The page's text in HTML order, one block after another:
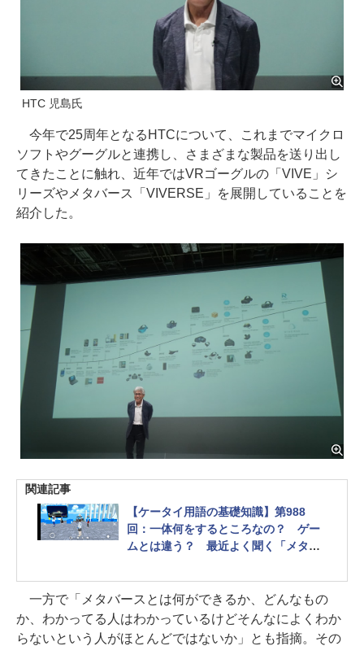
HTC 児島氏
今年で25周年となるHTCについて、これまでマイクロ
ソフトやグーグルと連携し、さまざまな製品を送り出し
てきたことに触れ、近年ではVRゴーグルの「VIVE」シ
リーズやメタバース「VIVERSE」を展開していることを
紹介した。
関連記事
【ケータイ用語の基礎知識】第988
回：一体何をするところなの？ ゲー
ムとは違う？ 最近よく聞く「メタバ
一方で「メタバースとは何ができるか、どんなもの
か、わかってる人はわかっているけどそんなによくわか
らないという人がほとんどではないか」とも指摘。その